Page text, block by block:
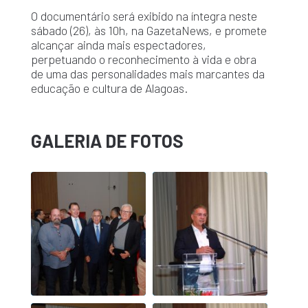
O documentário será exibido na íntegra neste
sábado (26), às 10h, na GazetaNews, e promete
alcançar ainda mais espectadores,
perpetuando o reconhecimento à vida e obra
de uma das personalidades mais marcantes da
educação e cultura de Alagoas.
GALERIA DE FOTOS